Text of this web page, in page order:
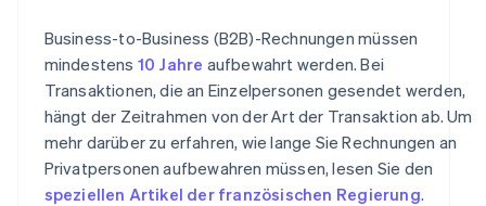
Business-to-Business (B2B)-Rechnungen müssen
mindestens 10 Jahre aufbewahrt werden. Bei
Transaktionen, die an Einzelpersonen gesendet werden,
hängt der Zeitrahmen von der Art der Transaktion ab. Um
mehr darüber zu erfahren, wie lange Sie Rechnungen an
Privatpersonen aufbewahren müssen, lesen Sie den
speziellen Artikel der französischen Regierung.